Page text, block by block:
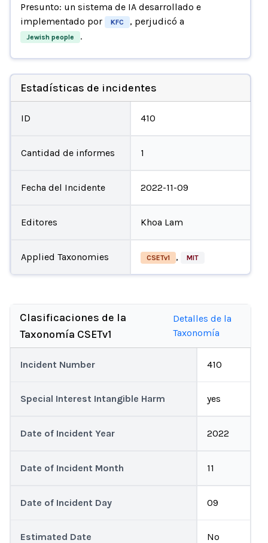
Presunto: un sistema de IA desarrollado e
implementado por
KFC , perjudicó a
Jewish people .
Estadísticas de incidentes
ID 410
Cantidad de informes 1
Fecha del Incidente 2022-11-09
Editores Khoa Lam
Applied Taxonomies CSETv1 , MIT
Clasificaciones de la
Taxonomía CSETv1
Detalles de la
Taxonomía
Incident Number 410
Special Interest Intangible Harm yes
Date of Incident Year 2022
Date of Incident Month 11
Date of Incident Day 09
Estimated Date No